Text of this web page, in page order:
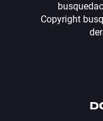
Copyright